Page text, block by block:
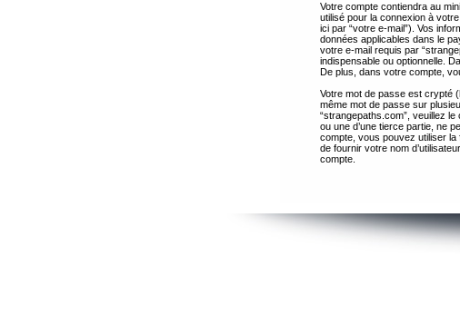
Votre compte contiendra au
utilisé pour la connexion à
ici par “votre e-mail”). Vos
données applicables dans le
votre e-mail requis par
indispensable ou optionnelle.
De plus, dans votre compte,
Votre mot de passe est crypté
même mot de passe sur
“strangepaths.com”, veuillez
ou une d’une tierce partie, ne
compte, vous pouvez utiliser la
de fournir votre nom
compte.